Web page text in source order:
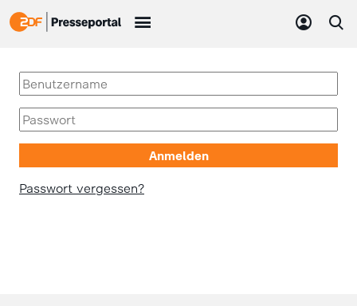
Passwort vergessen?